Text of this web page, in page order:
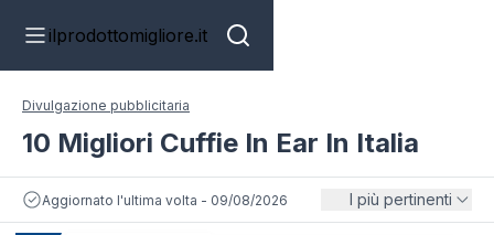
ilprodottomigliore.it
Divulgazione pubblicitaria
10 Migliori Cuffie In Ear In Italia
Aggiornato l'ultima volta - 09/08/2026 I più pertinenti